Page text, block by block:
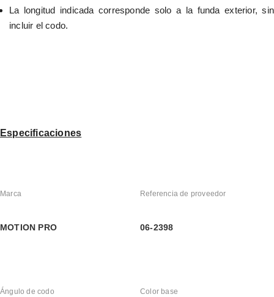
La longitud indicada corresponde solo a la funda exterior, sin
incluir el codo.
Especificaciones
Marca
MOTION PRO
Referencia de proveedor
06-2398
Ángulo de codo Color base